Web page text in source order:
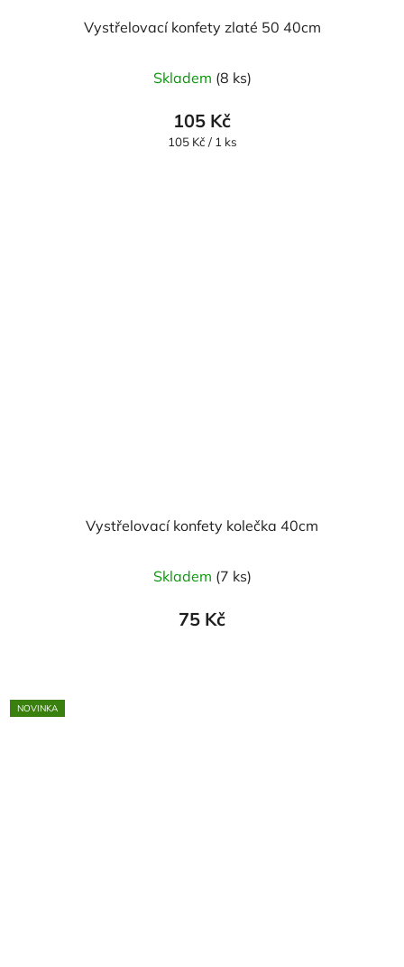
Vystřelovací konfety zlaté 50 40cm
Skladem (8 ks)
105 Kč
Měrná
105 Kč / 1 ks
Vystřelovací konfety kolečka 40cm
Skladem (7 ks)
75 Kč
NOVINKA